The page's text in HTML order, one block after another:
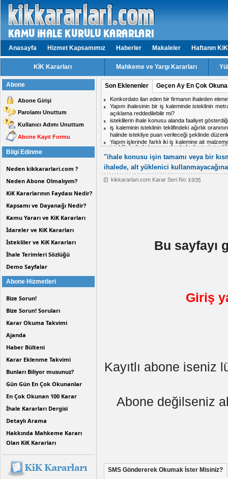
Anasayfa Hizmet Kapsamımız Haberler Makaleler Haftanın
KİK Kararları Mahkeme ve Yargı Kararları
Abone
Abone Girişi
Parolamı Unuttum
Kullanıcı Adımı Unuttum
Abone Kayıt Formu
Bilgi Edinme
Neden kikkararlari.com ?
Neden Abone Olmalıyım?
KiK Kararlarının Faydası Nedir?
Kapsamı ve Dayanağı Nedir?
Kamu Yararı ve KiK Kararları
İdareler ve KiK Kararları
İstekliler ve KiK Kararları
İhale Terimleri Sözlüğü
Demo Sayfalar
Abone Hizmetleri
Bize Sorun!
Bize Sorun! Soruları
Karar Okuma Takvimi
Ajanda
Haber Bülteni
Karar Eklenme Takvimi
Bunları Biliyor musunuz?
Gün Gün En Çok Okunanlar
En Çok Okunan 100 Karar
İhale Kararları Dergisi
Detaylı Arama
Hakkında Mahkeme Kararı
Olan KiK Kararları
Son Eklenenler Geçen Ay En Çok
isteklilerin ihale konusu alanda faaliyet
Aynı ihalede iki firmadan birinin doküman
midir?
Hizmet işlerinde işin tamamlandığı tarih ile
ihale komisyon kararı için karşı oy kullanan
Personel taşıma ihalesinde, kesin teminat
Kısmi zamanlı çalışma yapacak personel için
"ihale konusu işin tamamı veya bir
ihalede, alt yüklenici
kikkararlari.com Karar Seri No:
Bu sayfayı
Giriş
Kayıtlı abone iseniz
Abone değilseniz
SMS Göndererek Okumak İster Misiniz?